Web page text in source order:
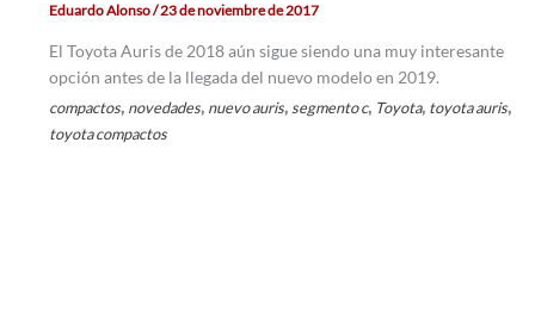
Eduardo Alonso/23 de noviembre de 2017
El Toyota Auris de 2018 aún sigue siendo una muy interesante
opción antes de la llegada del nuevo modelo en 2019.
compactos, novedades, nuevo auris, segmento c, Toyota, toyota auris,
toyota compactos